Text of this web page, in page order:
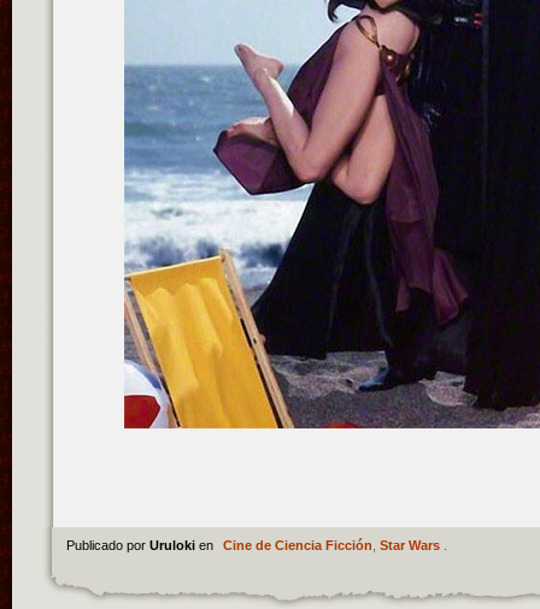
Publicado por Uruloki en Cine de Ciencia Ficción Star Wars.